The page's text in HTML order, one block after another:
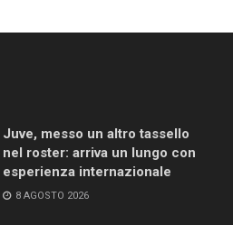
Juve, messo un altro tassello
nel roster: arriva un lungo con
esperienza internazionale
8 AGOSTO 2026